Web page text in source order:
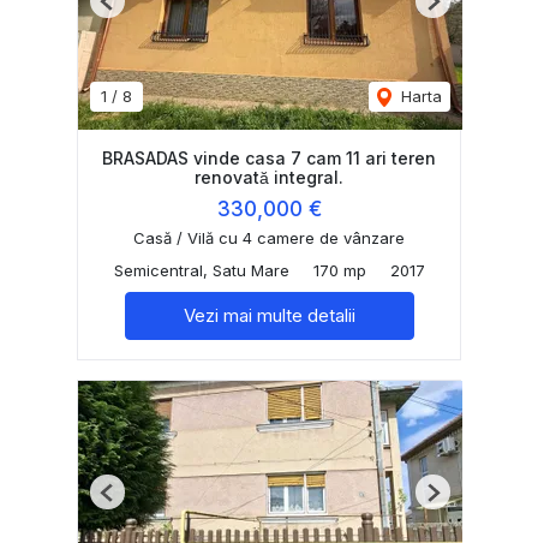
1 / 8 Harta
Previous Next
BRASADAS vinde casa 7 cam 11 ari teren
renovată integral.
330,000 €
Casă / Vilă cu 4 camere de vânzare
Semicentral, Satu Mare
170 mp 2017
Vezi mai multe detalii
Previous Next